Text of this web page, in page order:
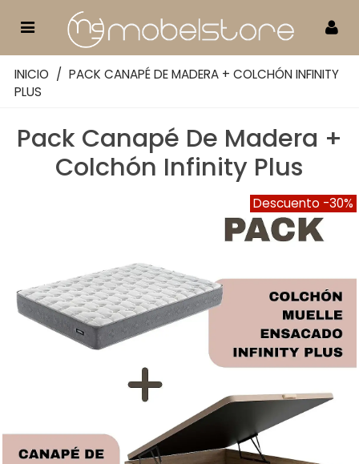
INICIO / PACK CANAPÉ DE MADERA + COLCHÓN INFINITY
PLUS
Pack Canapé De Madera +
Colchón Infinity Plus
Descuento -30%